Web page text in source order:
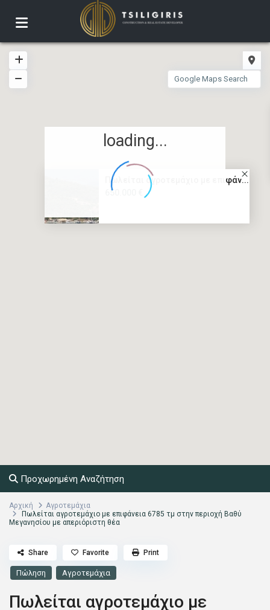
Πωλείται αγροτεμάχιο με επιφάν...
650.000 €
loading...
Προχωρημένη Αναζήτηση
Αρχική
Αγροτεμάχια
Πωλείται αγροτεμάχιο με επιφάνεια 6785 τμ στην περιοχή Βαθύ
Μεγανησίου με απεριόριστη θέα
Πώληση Αγροτεμάχια
Πωλείται αγροτεμάχιο με
Share Favorite Print